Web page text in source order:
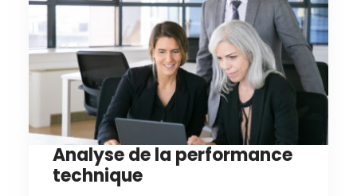
Analyse de la performance
technique